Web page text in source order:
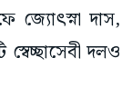
জ্যোৎস্না দাস,
দলও